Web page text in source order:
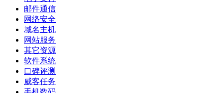
邮件通信
网络安全
域名主机
网站服务
其它资源
软件系统
口碑评测
威客任务